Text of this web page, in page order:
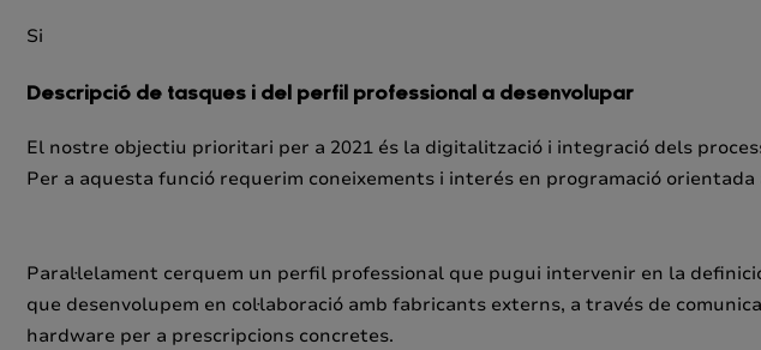
Si
Descripció de tasques i del perfil professional a desenvolupar
El nostre objectiu prioritari per a 2021 és la digitalització i integració dels
Per a aquesta funció requerim coneixements i interés en programació
Paral·lelament cerquem un perfil professional que pugui intervenir en la
que desenvolupem en col·laboració amb fabricants externs, a través de
hardware per a prescripcions concretes.